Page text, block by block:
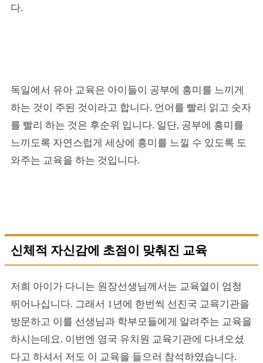
다.
독일에서 유아 교육은 아이들이 공부에 흥미를 느끼게
하는 것이 주된 것이라고 합니다. 언어를 빨리 읽고 숫자
를 빨리 하는 것은 후순위 입니다. 일단, 공부에 흥미를
느끼도록 자연스럽게 세상에 흥미를 느낄 수 있도록 도
와주는 교육을 하는 것입니다.
신체적 자신감에 초점이 맞춰진 교육
저희 아이가 다니는 원장선생님께서는 교육열이 엄청
뛰어나십니다. 그래서 1년에 한번씩 선진국 교육기관을
방문하고 이를 선생님과 학부모들에게 알려주는 교육을
하시는데요. 이번엔 영국 유치원 교육기관에 다녀오셨
다고 하셔서 저도 이 교육을 들으러 참석하였습니다.